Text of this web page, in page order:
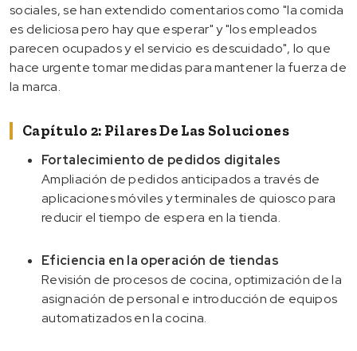
sociales, se han extendido comentarios como "la comida
es deliciosa pero hay que esperar" y "los empleados
parecen ocupados y el servicio es descuidado", lo que
hace urgente tomar medidas para mantener la fuerza de
la marca.
Capítulo 2: Pilares De Las Soluciones
Fortalecimiento de pedidos digitales
Ampliación de pedidos anticipados a través de
aplicaciones móviles y terminales de quiosco para
reducir el tiempo de espera en la tienda.
Eficiencia en la operación de tiendas
Revisión de procesos de cocina, optimización de la
asignación de personal e introducción de equipos
automatizados en la cocina.